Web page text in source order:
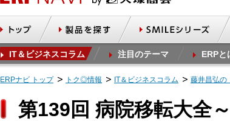
IT＆ビジネスコラム 注目のテーマ ERPと
ERPナビ トップ トク◎情報 IT＆ビジネスコラム 藤井昌弘の
第139回 病院移転大全